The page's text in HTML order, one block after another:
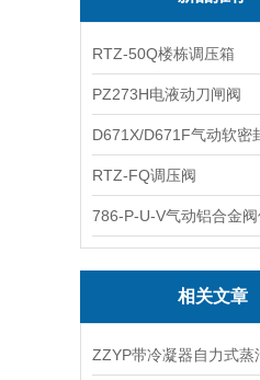
RTZ-50Q楼栋调压箱
PZ273H电液动刀闸阀
D671X/D671F气动软密
RTZ-FQ调压阀
相关文章